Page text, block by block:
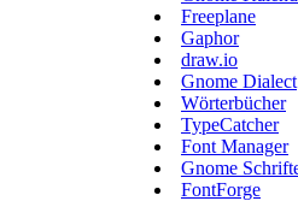
Freeplane
Gaphor
draw.io
Gnome Dialect
Wörterbücher
TypeCatcher
Font Manager
Gnome
FontForge